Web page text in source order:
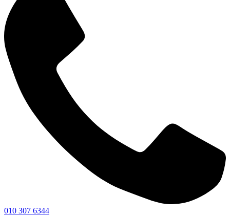
010 307 6344